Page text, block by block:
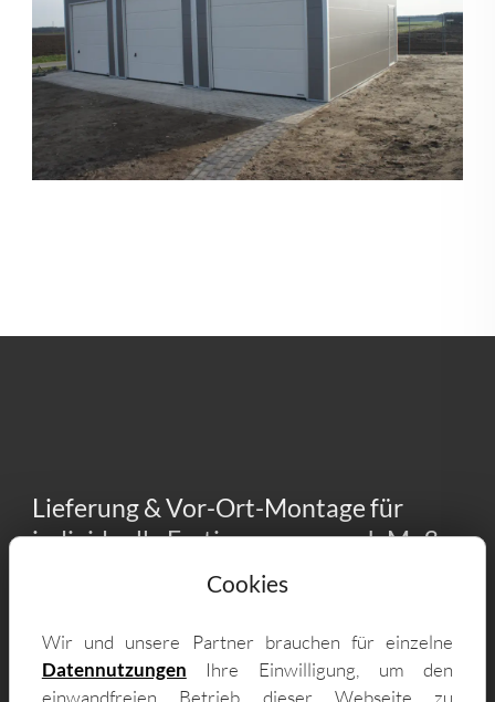
Lieferung & Vor-Ort-Montage für
individuelle Fertiggaragen nach Maß
auch im Hannover - zum Beispiel in:
30165 Nordstadt, 30175 Oststadt, 30159
Mitte, 30559 Misburg-Süd, 30165 Vinnhorst,
Cookies
Wir und unsere Partner brauchen für einzelne
Datennutzungen Ihre Einwilligung, um den
einwandfreien Betrieb dieser Webseite zu